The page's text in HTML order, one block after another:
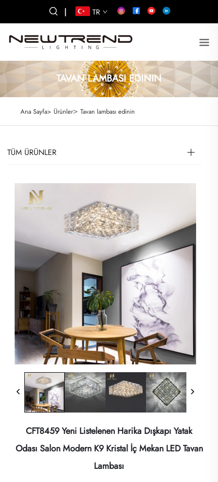
| TR
TAVAN LAMBASI EDININ
Ana Sayfa> Ürünler> Tavan lambası edinin
TÜM ÜRÜNLER
CFT8459 Yeni Listelenen Harika Dışkapı Yatak
Odası Salon Modern K9 Kristal İç Mekan LED Tavan
Lambası